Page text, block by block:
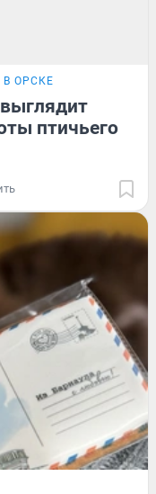
ОРСКЕ
птичьего